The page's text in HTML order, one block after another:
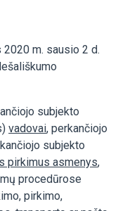
m. sausio 2 d.
subjekto
vadovai, perkančiojo
subjekto
pirkimus asmenys,
procedūrose
pirkimo,